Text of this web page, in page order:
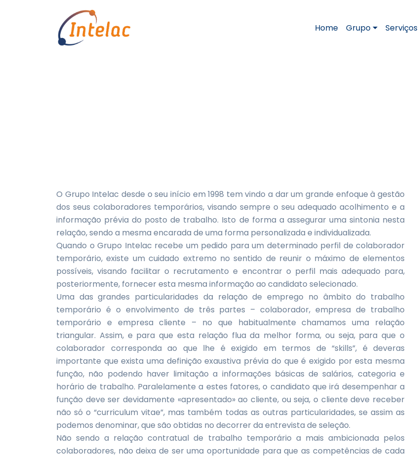
Home Grupo Serviços
O Grupo Intelac desde o seu início em 1998 tem vindo a dar um grande enfoque à gestão
dos seus colaboradores temporários, visando sempre o seu adequado acolhimento e a
informação prévia do posto de trabalho. Isto de forma a assegurar uma sintonia nesta
relação, sendo a mesma encarada de uma forma personalizada e individualizada.
Quando o Grupo Intelac recebe um pedido para um determinado perfil de colaborador
temporário, existe um cuidado extremo no sentido de reunir o máximo de elementos
possíveis, visando facilitar o recrutamento e encontrar o perfil mais adequado para,
posteriormente, fornecer esta mesma informação ao candidato selecionado.
Uma das grandes particularidades da relação de emprego no âmbito do trabalho
temporário é o envolvimento de três partes – colaborador, empresa de trabalho
temporário e empresa cliente – no que habitualmente chamamos uma relação
triangular. Assim, e para que esta relação flua da melhor forma, ou seja, para que o
colaborador corresponda ao que lhe é exigido em termos de “skills”, é deveras
importante que exista uma definição exaustiva prévia do que é exigido por esta mesma
função, não podendo haver limitação a informações básicas de salários, categoria e
horário de trabalho. Paralelamente a estes fatores, o candidato que irá desempenhar a
função deve ser devidamente «apresentado» ao cliente, ou seja, o cliente deve receber
não só o “curriculum vitae”, mas também todas as outras particularidades, se assim as
podemos denominar, que são obtidas no decorrer da entrevista de seleção.
Não sendo a relação contratual de trabalho temporário a mais ambicionada pelos
colaboradores, não deixa de ser uma oportunidade para que as competências de cada